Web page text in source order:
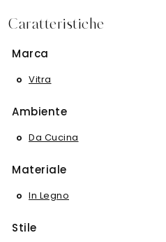
Caratteristiche
Marca
Vitra
Ambiente
Da Cucina
Materiale
In Legno
Stile